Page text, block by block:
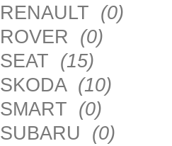
RENAULT (0)
ROVER (0)
SEAT (15)
SKODA (10)
SMART (0)
SUBARU (0)